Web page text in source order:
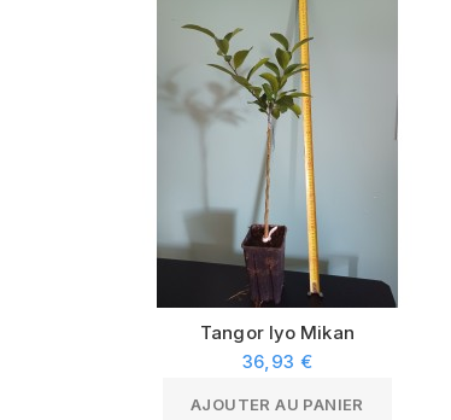
Tangor Iyo Mikan
36,93 €
AJOUTER AU PANIER